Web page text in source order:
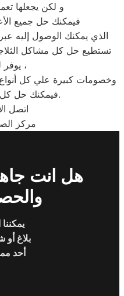
و لكن يجعلها
فيمكنك حل جميع
الذي يمكنك الوصول إليه
تستطيع حل كل مشاكل
يوفر لك خدمات ،
وخصومات كبيرة علي كل أنواع
فيمكنك حل كل الأعطال الكهربائية.
اتصل
مركز
هل انت
بلاغ
أحد